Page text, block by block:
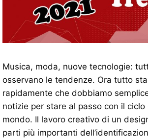
Musica, moda, nuove tecnologie:
osservano le tendenze. Ora tutto
rapidamente che dobbiamo
notizie per stare al passo con il
mondo. Il lavoro creativo di un
parti più importanti